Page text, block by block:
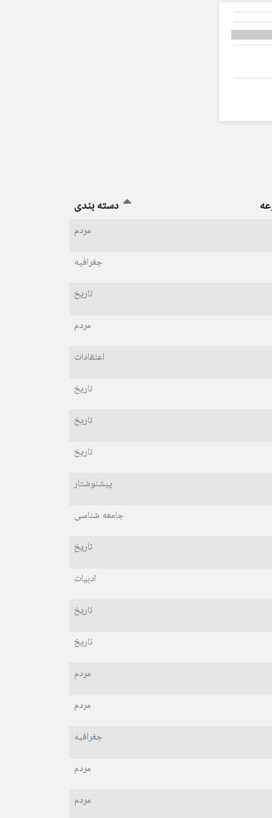
دسته بندی
مردم
جغرافیه
تاریخ
مردم
اعتقادات
تاریخ
تاریخ
تاریخ
پیشنوشتار
جامعه شناسی
تاریخ
ادبیات
تاریخ
تاریخ
مردم
مردم
جغرافیه
مردم
مردم